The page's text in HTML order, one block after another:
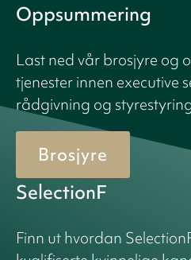
Oppsummering
Last ned vår brosjyre og
tjenester innen executive
rådgivning og
Brosjyre
SelectionF
Finn ut hvordan